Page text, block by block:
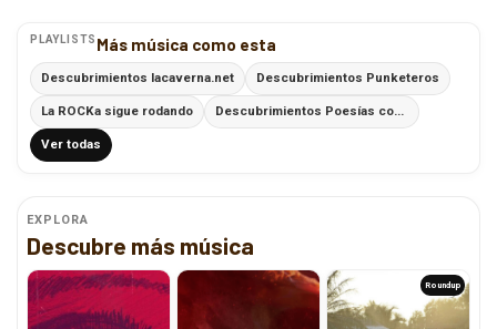
PLAYLISTS Más música como esta
Descubrimientos lacaverna.net Descubrimientos Punketeros
La ROCKa sigue rodando Descubrimientos Poesías con Ritmo
Ver todas
EXPLORA
Descubre más música
Roundup